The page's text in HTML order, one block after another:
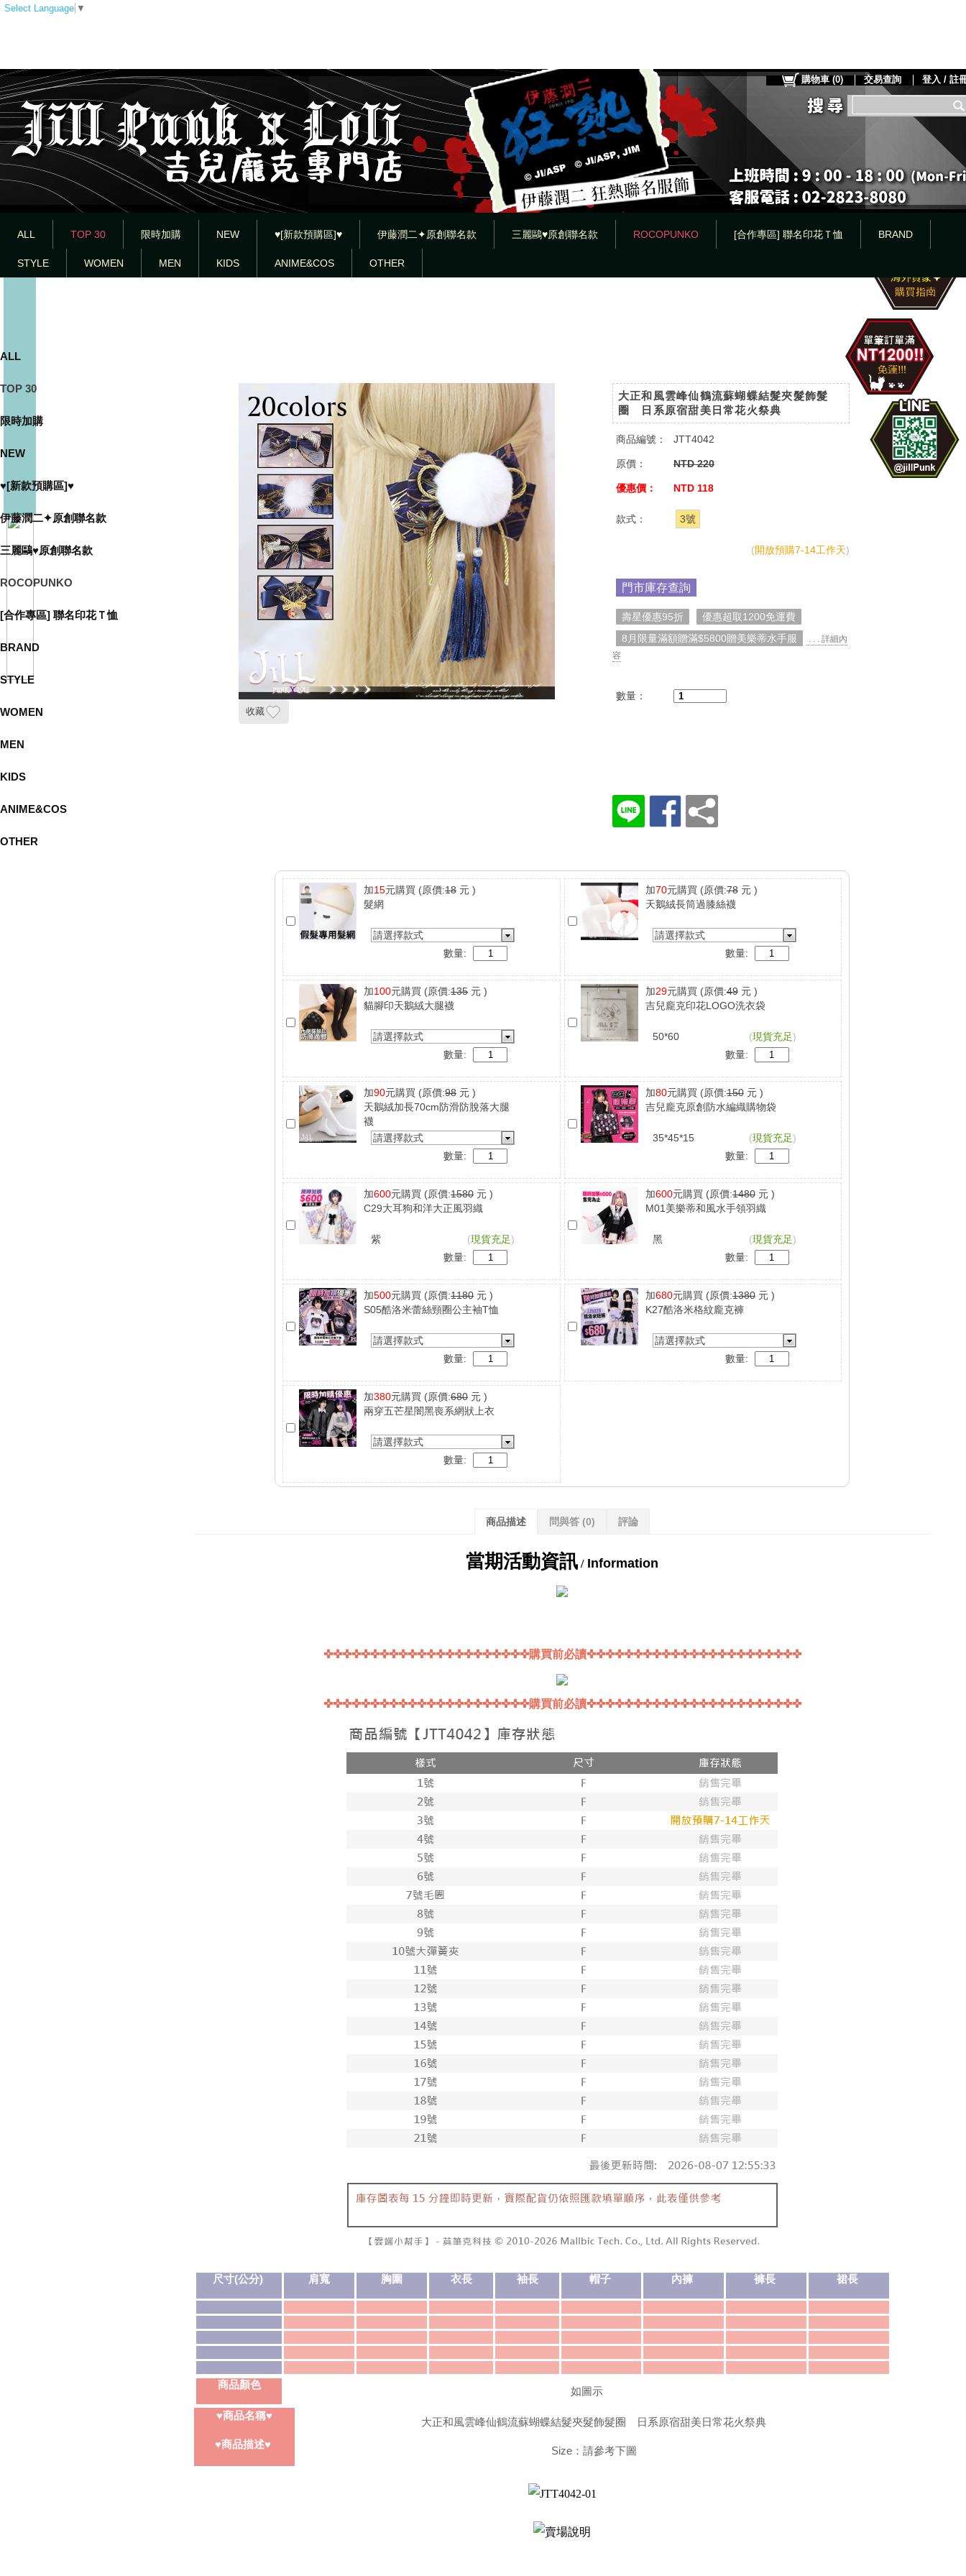
Select Language ▼
ALL TOP 30 限時加購 NEW ♥[新款預購區]♥ 伊藤潤二✦原創聯名款 三麗鷗♥原創聯名款 ROCOPUNKO [合作專區] 聯名印花Ｔ恤 BRAND
STYLE WOMEN MEN KIDS ANIME&COS OTHER
購物車 (0) 交易查詢 登入 / 註
ALL
TOP 30
限時加購
NEW
♥[新款預購區]♥
伊藤潤二✦原創聯名款
三麗鷗♥原創聯名款
ROCOPUNKO
[合作專區] 聯名印花Ｔ恤
BRAND
STYLE
WOMEN
MEN
KIDS
ANIME&COS
OTHER
收藏
大正和風雲峰仙鶴流蘇蝴蝶結髮夾髮飾髮
圈 日系原宿甜美日常花火祭典
商品編號： JTT4042
原價： NTD 220
優惠價： NTD 118
款式： 3號
(開放預購7-14工作天)
門市庫存查詢
壽星優惠95折
優惠超取1200免運費
8月限量滿額贈滿$5800贈美樂蒂水手服
. . . 詳細內
容
數量：
加15元購買 (原價:18 元 )
髮網
請選擇款式
數量:
加70元購買 (原價:78元 )
天鵝絨長筒過膝絲襪
請選擇款式
數量:
加100元購買 (原價:135 元 )
貓腳印天鵝絨大腿襪
請選擇款式
數量:
加29元購買 (原價:49元 )
吉兒龐克印花LOGO洗衣袋
50*60 (現貨充足)
數量:
加90元購買 (原價:98 元 )
天鵝絨加長70cm防滑防脫落大腿
襪
請選擇款式
數量:
加80元購買 (原價:150元 )
吉兒龐克原創防水編織購物袋
35*45*15 (現貨充足)
數量:
加600元購買 (原價:1580 元 )
C29大耳狗和洋大正風羽織
紫 (現貨充足)
數量:
加600元購買 (原價:1480元 )
M01美樂蒂和風水手領羽織
黑 (現貨充足)
數量:
加500元購買 (原價:1180 元 )
S05酷洛米蕾絲頸圈公主袖T恤
請選擇款式
數量:
加680元購買 (原價:1380元 )
K27酷洛米格紋龐克褲
請選擇款式
數量:
加380元購買 (原價:680 元 )
兩穿五芒星闇黑喪系網狀上衣
請選擇款式
數量:
商品描述 問與答 (0) 評論